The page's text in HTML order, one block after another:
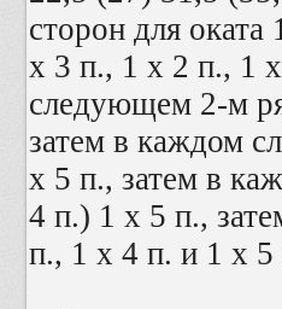
сторон для
х 3 п., 1 х 2 п., 1
следующем 2-м
затем в каждом
х 5 п., затем в
4 п.) 1 х 5 п.,
п., 1 х 4 п. и 1 х